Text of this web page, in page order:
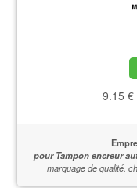
9.15 €
pour Tampon encreur
marquage de qualité,